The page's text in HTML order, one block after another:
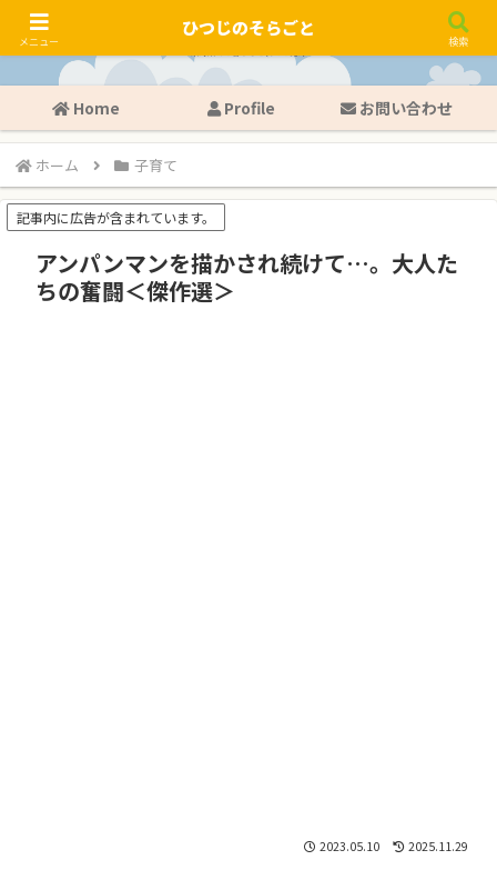
Home Profile お問い合わせ
ホーム 子育て
記事内に広告が含まれています。
アンパンマンを描かされ続けて…。大人た
ちの奮闘＜傑作選＞
2023.05.10 2025.11.29
メニュー
ひつじのそらごと
検索